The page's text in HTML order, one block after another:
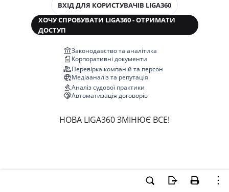
ВХІД ДЛЯ КОРИСТУВАЧІВ LIGA360
ХОЧУ СПРОБУВАТИ LIGA360 - ОТРИМАТИ
ДОСТУП
Законодавство та аналітика
Корпоративні документи
Перевірка компаній та персон
Медіааналіз та репутація
Аналіз судової практики
Автоматизація договорів
НОВА LIGA360 ЗМІНЮЄ ВСЕ!